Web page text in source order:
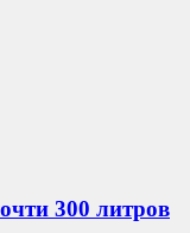
300 литров